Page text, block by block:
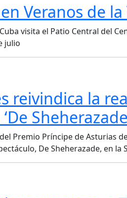
Veranos de la
visita el Patio Central del
julio
reivindica la
Premio Príncipe de Asturias
De Sheherazade, en la